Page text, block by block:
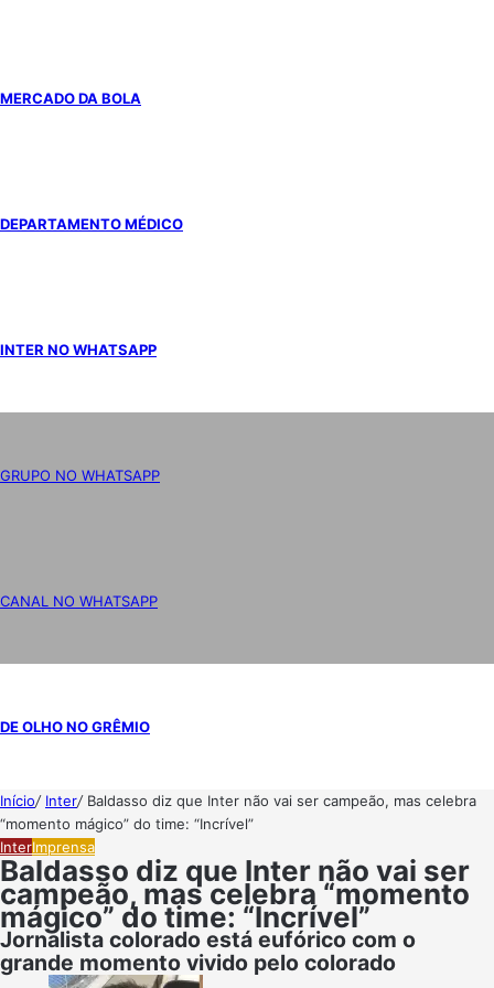
MERCADO DA BOLA
DEPARTAMENTO MÉDICO
INTER NO WHATSAPP
GRUPO NO WHATSAPP
CANAL NO WHATSAPP
DE OLHO NO GRÊMIO
Início/ Inter/ Baldasso diz que Inter não vai ser campeão, mas celebra
“momento mágico” do time: “Incrível”
InterImprensa
Baldasso diz que Inter não vai ser
campeão, mas celebra “momento
mágico” do time: “Incrível”
Jornalista colorado está eufórico com o
grande momento vivido pelo colorado